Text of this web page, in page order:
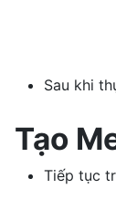
Sau khi
Tạo
Tiếp tục